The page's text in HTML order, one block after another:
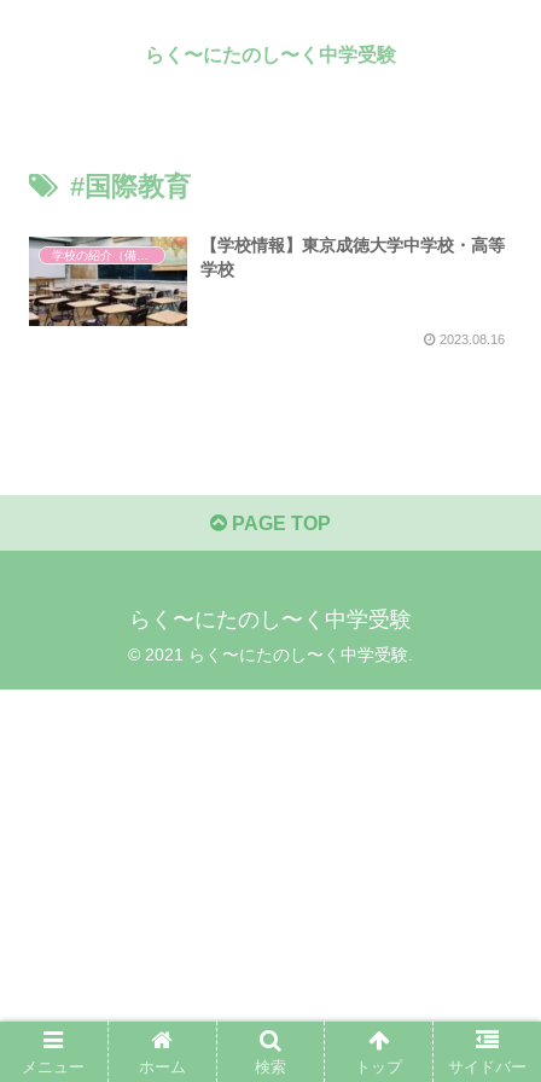
らく〜にたのし〜く中学受験
#国際教育
【学校情報】東京成徳大学中学校・高等
学校
2023.08.16
PAGE TOP
らく〜にたのし〜く中学受験
© 2021 らく〜にたのし〜く中学受験.
メニュー ホーム 検索 トップ サイドバー